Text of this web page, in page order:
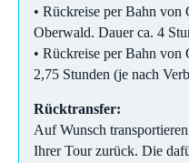
• Rückreise per Bahn von
Oberwald. Dauer ca. 4
• Rückreise per Bahn
2,75 Stunden (je nach
Rücktransfer:
Auf Wunsch
Ihrer Tour zurück. Die